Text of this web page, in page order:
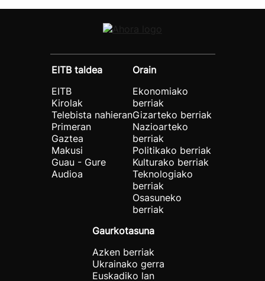
EITB taldea
EITB
Kirolak
Telebista nahieran
Primeran
Gaztea
Makusi
Guau - Gure
Audioa
Orain
Ekonomiako
berriak
Gizarteko berriak
Nazioarteko
berriak
Politikako berriak
Kulturako berriak
Teknologiako
berriak
Osasuneko
berriak
Gaurkotasuna
Azken berriak
Ukrainako gerra
Euskadiko lan